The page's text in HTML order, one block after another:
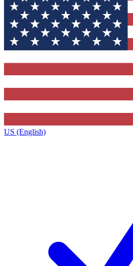
US (English)